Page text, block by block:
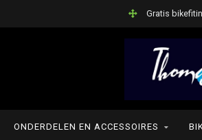
Gratis
ONDERDELEN EN ACCESSOIRES